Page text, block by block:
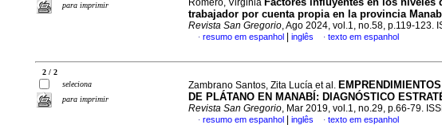
para imprimir
Romero, Virginia
trabajador por cuenta propia en la provincia
Revista San Gregorio, Ago 2024, vol.1, no.58, p.119-123.
· resumo em espanhol inglês · texto em espanhol
2 / 2
seleciona
para imprimir
Zambrano Santos, Zita Lucía et al.
DE PLÁTANO EN MANABÍ: DIAGNÓSTICO
Revista San Gregorio, Mar 2019, vol.1, no.29, p.66-79.
· resumo em espanhol inglês · texto em espanhol